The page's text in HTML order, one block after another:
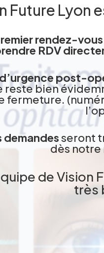
Future Lyon
rendez-
RDV
post-
reste bien
fermeture.
demandesseront
dès
de Vision
très